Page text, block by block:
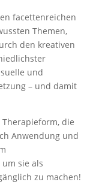
facettenreichen
Themen,
den kreativen
und
– und damit
Therapieform, die
Anwendung und
sie als
zu machen!